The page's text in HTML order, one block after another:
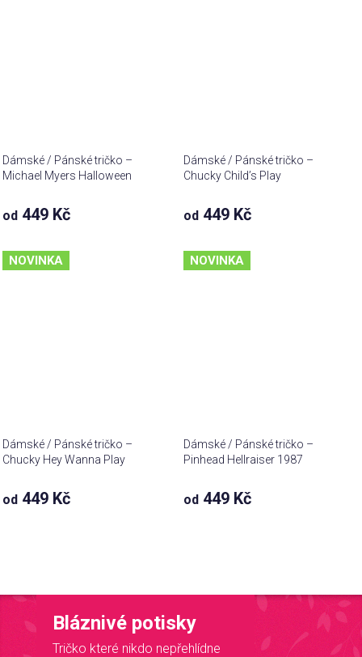
Dámské / Pánské tričko –
Michael Myers Halloween
od 449 Kč
Dámské / Pánské tričko –
Chucky Child’s Play
od 449 Kč
NOVINKA
Dámské / Pánské tričko –
Chucky Hey Wanna Play
od 449 Kč
NOVINKA
Dámské / Pánské tričko –
Pinhead Hellraiser 1987
od 449 Kč
Bláznivé potisky
Tričko které nikdo nepřehlídne